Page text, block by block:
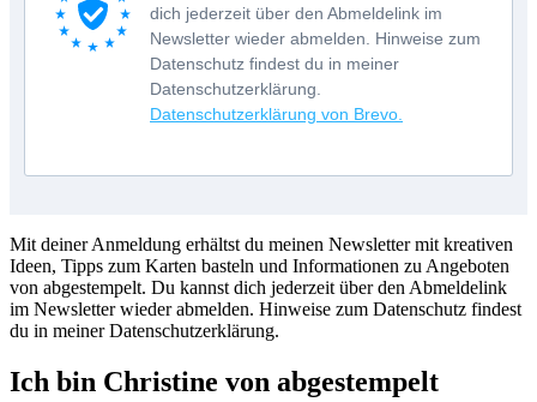
dich jederzeit über den Abmeldelink im
Newsletter wieder abmelden. Hinweise zum
Datenschutz findest du in meiner
Datenschutzerklärung.
Datenschutzerklärung von Brevo.
Mit deiner Anmeldung erhältst du meinen Newsletter mit kreativen
Ideen, Tipps zum Karten basteln und Informationen zu Angeboten
von abgestempelt. Du kannst dich jederzeit über den Abmeldelink
im Newsletter wieder abmelden. Hinweise zum Datenschutz findest
du in meiner Datenschutzerklärung.
Ich bin Christine von abgestempelt